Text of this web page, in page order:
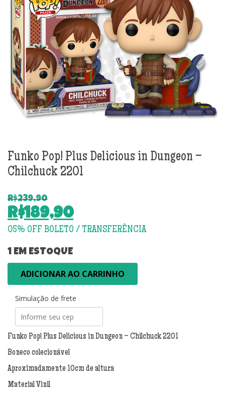
Funko Pop! Plus Delicious in Dungeon –
Chilchuck 2201
R$239,90
O
preço
era:
R$239,90.
R$189,90
O
atual
é:
R$189,90.
1 EM ESTOQUE
Pop!
Delicious
Dungeon
-
2201
quantidade
ADICIONAR AO CARRINHO
Simulação de frete
Funko Pop! Plus Delicious in Dungeon – Chilchuck 2201
Boneco colecionável
Aproximadamente 10cm de altura
Material Vinil